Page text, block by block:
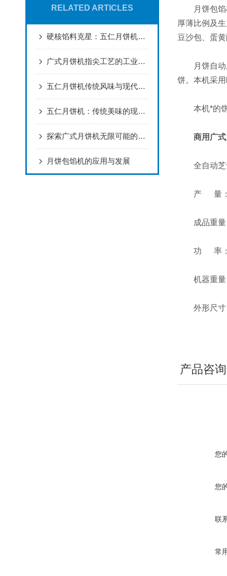
RELATED ARTICLES
硬核馅料克星：五仁月饼机对比广式、苏式设备的独特优势
广式月饼机指尖工艺的工业化复刻
五仁月饼机传统风味与现代制造的融合
五仁月饼机：传统美味的现代演绎
探索广式月饼机无限可能的产品制作
月饼包馅机的应用与发展
月饼包馅机
厚薄比例及
豆沙包、蛋
月饼自动成
饼。本机采
本机*的饼
商用广
全自动芝
产 量：
成品重量
功 率：
机器重量
外形尺寸
产品咨询
您
您
联
常